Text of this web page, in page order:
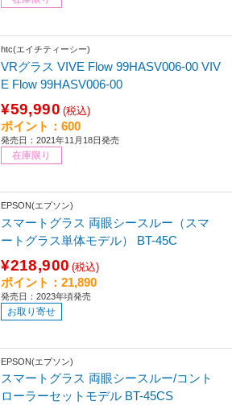
htc(エイチティーシー)
VRグラス VIVE Flow 99HASV006-00 VIV
E Flow 99HASV006-00
¥59,990 (税込)
ポイント：600
発売日：2021年11月18日発売
在庫限り
EPSON(エプソン)
スマートグラス 両眼シースルー（スマ
ートグラス単体モデル） BT-45C
¥218,900 (税込)
ポイント：21,890
発売日：2023年頃発売
お取り寄せ
EPSON(エプソン)
スマートグラス 両眼シースルー/コント
ローラーセットモデル BT-45CS